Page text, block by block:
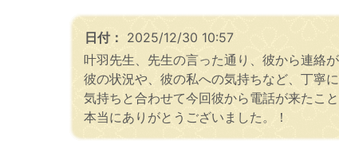
日付： 2025/12/30 10:57
叶羽先生、先生の言った通り、彼から連絡
彼の状況や、彼の私への気持ちなど、丁寧
気持ちと合わせて今回彼から電話が来たこ
本当にありがとうございました。！